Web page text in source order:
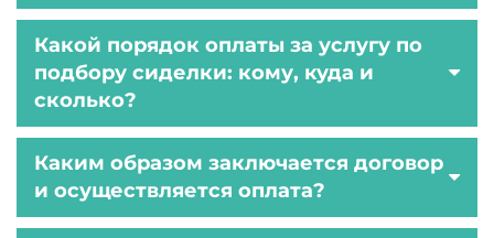
Какой порядок оплаты за услугу по
подбору сиделки: кому, куда и
сколько?
Каким образом заключается договор
и осуществляется оплата?